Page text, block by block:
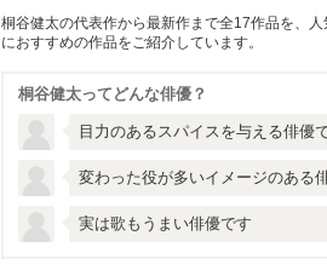
桐谷健太の代表作から最新作まで全17作品を、
におすすめの作品をご紹介しています。
桐谷健太ってどんな俳優？
目力のあるスパイスを与える俳優
変わった役が多いイメージのある
実は歌もうまい俳優です